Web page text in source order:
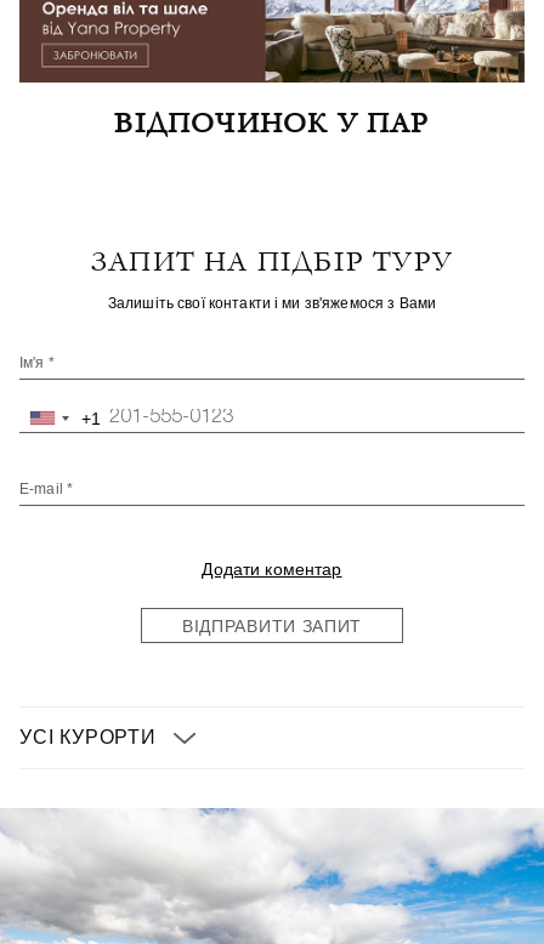
ВІДПОЧИНОК У ПАР
ЗАПИТ НА ПІДБІР ТУРУ
Залишіть свої контакти і ми зв'яжемося з Вами
Ім'я *
United+1
E-mail *
Додати коментар
ВІДПРАВИТИ ЗАПИТ
УСІ КУРОРТИ